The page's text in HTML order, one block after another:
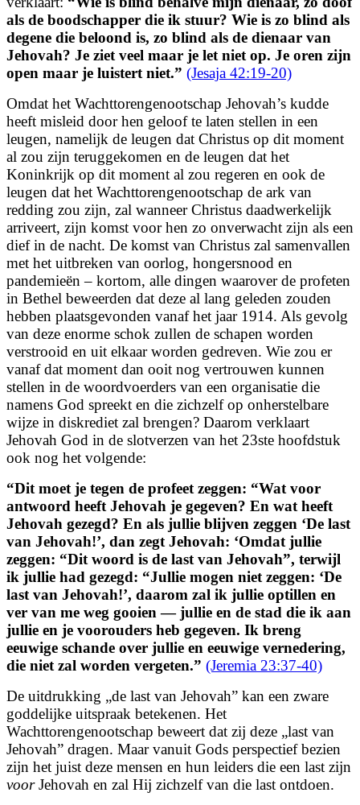
als de boodschapper die ik stuur? Wie is zo blind als
degene die beloond is, zo blind als de dienaar van
Jehovah? Je ziet veel maar je let niet op. Je oren zijn
open maar je luistert niet.” (Jesaja 42:19-20)
Omdat het Wachttorengenootschap Jehovah’s kudde
heeft misleid door hen geloof te laten stellen in een
leugen, namelijk de leugen dat Christus op dit moment
al zou zijn teruggekomen en de leugen dat het
Koninkrijk op dit moment al zou regeren en ook de
leugen dat het Wachttorengenootschap de ark van
redding zou zijn, zal wanneer Christus daadwerkelijk
arriveert, zijn komst voor hen zo onverwacht zijn als een
dief in de nacht. De komst van Christus zal samenvallen
met het uitbreken van oorlog, hongersnood en
pandemieën – kortom, alle dingen waarover de profeten
in Bethel beweerden dat deze al lang geleden zouden
hebben plaatsgevonden vanaf het jaar 1914. Als gevolg
van deze enorme schok zullen de schapen worden
verstrooid en uit elkaar worden gedreven. Wie zou er
vanaf dat moment dan ooit nog vertrouwen kunnen
stellen in de woordvoerders van een organisatie die
namens God spreekt en die zichzelf op onherstelbare
wijze in diskrediet zal brengen? Daarom verklaart
Jehovah God in de slotverzen van het 23ste hoofdstuk
ook nog het volgende:
“Dit moet je tegen de profeet zeggen: “Wat voor
antwoord heeft Jehovah je gegeven? En wat heeft
Jehovah gezegd? En als jullie blijven zeggen ‘De last
van Jehovah!’, dan zegt Jehovah: ‘Omdat jullie
zeggen: “Dit woord is de last van Jehovah”, terwijl
ik jullie had gezegd: “Jullie mogen niet zeggen: ‘De
last van Jehovah!’, daarom zal ik jullie optillen en
ver van me weg gooien — jullie en de stad die ik aan
jullie en je voorouders heb gegeven. Ik breng
eeuwige schande over jullie en eeuwige vernedering,
die niet zal worden vergeten.” (Jeremia 23:37-40)
De uitdrukking „de last van Jehovah” kan een zware
goddelijke uitspraak betekenen. Het
Wachttorengenootschap beweert dat zij deze „last van
Jehovah” dragen. Maar vanuit Gods perspectief bezien
zijn het juist deze mensen en hun leiders die een last zijn
voorJehovah en zal Hij zichzelf van die last ontdoen.